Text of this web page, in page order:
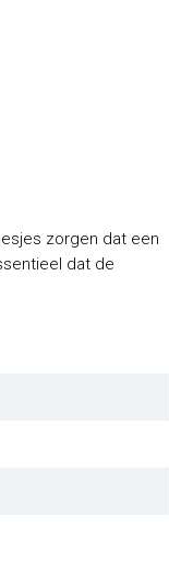
zorgen dat een
dat de